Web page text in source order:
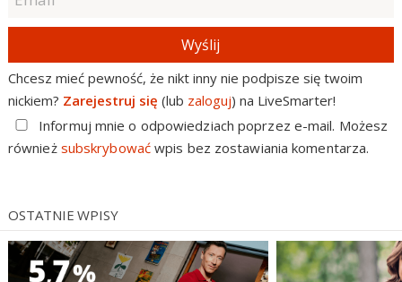
Wyślij
Chcesz mieć pewność, że nikt inny nie podpisze się twoim
nickiem? Zarejestruj się (lub zaloguj) na LiveSmarter!
Informuj mnie o odpowiedziach poprzez e-mail. Możesz
również subskrybowaćwpis bez zostawiania komentarza.
OSTATNIE WPISY